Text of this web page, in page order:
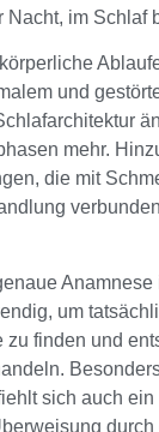
Nacht, im Schlaf
und
mehr.
die mit
Anamnese
um
zu finden und
sich auch